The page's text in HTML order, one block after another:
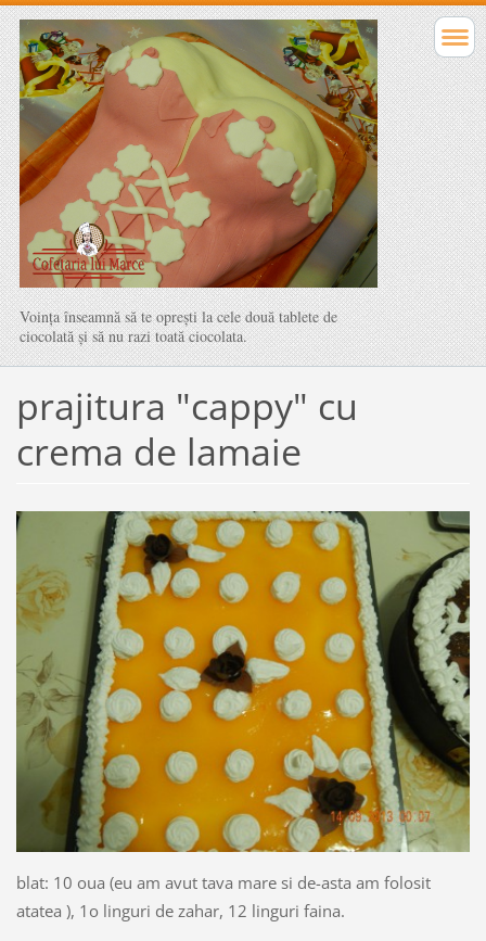
Voinţa înseamnă să te opreşti la cele două tablete de
ciocolată şi să nu razi toată ciocolata.
prajitura "cappy" cu
crema de lamaie
blat: 10 oua (eu am avut tava mare si de-asta am folosit
atatea ), 1o linguri de zahar, 12 linguri faina.